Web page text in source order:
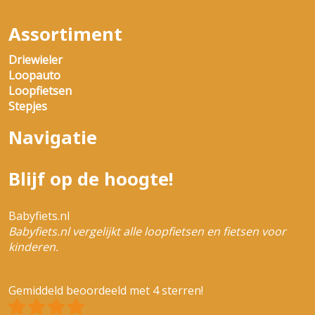
Assortiment
Driewieler
Loopauto
Loopfietsen
Stepjes
Navigatie
Blijf op de hoogte!
Babyfiets.nl
Babyfiets.nl vergelijkt alle loopfietsen en fietsen voor
kinderen.
Gemiddeld beoordeeld met 4 sterren!